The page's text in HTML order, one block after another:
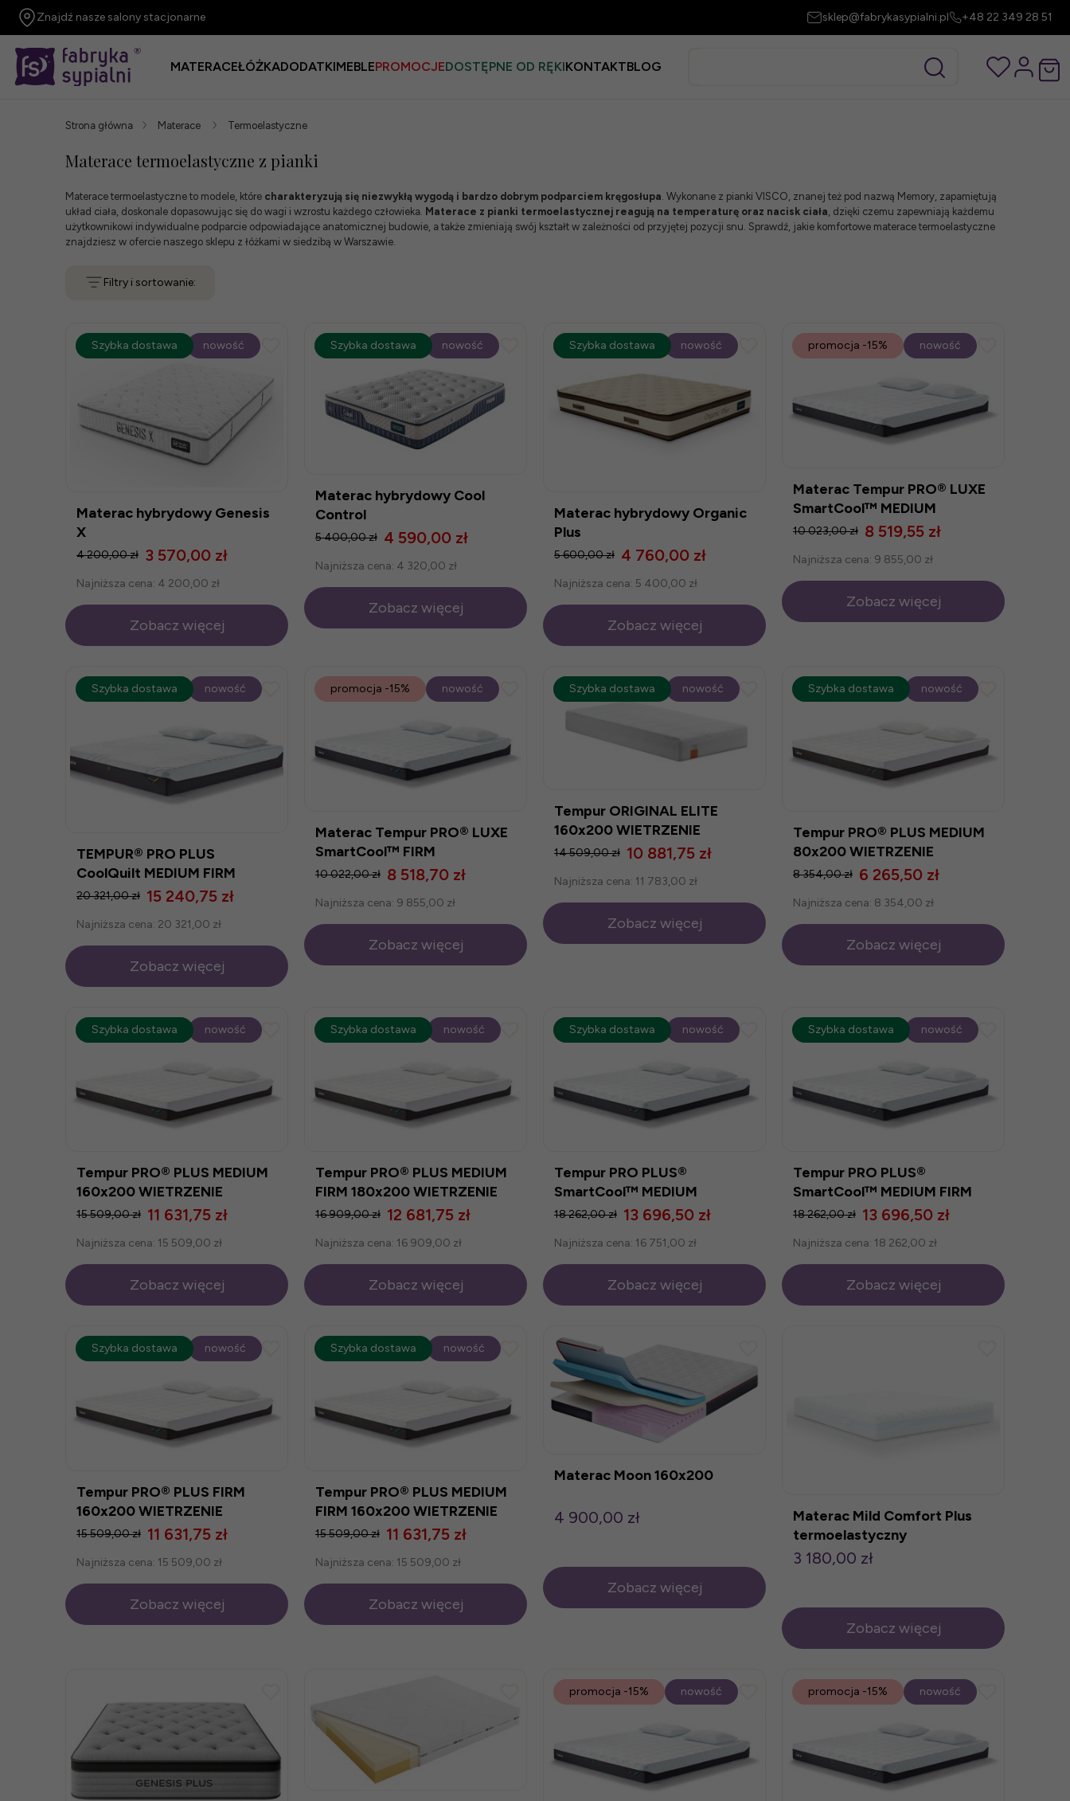
Znajdź nasze salony stacjonarne sklep@fabrykasypialni.pl +48 22 349 28 51
MATERACEŁÓŻKADODATKIMEBLEPROMOCJEDOSTĘPNE OD RĘKIKONTAKTBLOG
Strona główna Materace Termoelastyczne
Materace termoelastyczne z pianki
Materace termoelastyczne to modele, które charakteryzują się niezwykłą wygodą i bardzo dobrym podparciem kręgosłupa . Wykonane z pianki VISCO, znanej też pod nazwą Memory, zapamiętują
układ ciała, doskonale dopasowując się do wagi i wzrostu każdego człowieka. Materace z pianki termoelastycznej reagują na temperaturę oraz nacisk ciała , dzięki czemu zapewniają każdemu
użytkownikowi indywidualne podparcie odpowiadające anatomicznej budowie, a także zmieniają swój kształt w zależności od przyjętej pozycji snu. Sprawdź, jakie komfortowe materace termoelastyczne
znajdziesz w ofercie naszego sklepu z łóżkami w siedzibą w Warszawie
Filtry i sortowanie:
Materac hybrydowy Genesis
X
3 570,00 zł
4 200,00 zł
Najniższa cena: 4 200,00 zł
Zobacz więcej
promocja-15% nowość
Szybka dostawa
Materac hybrydowy Cool
Control
4 590,00 zł
5 400,00 zł
Najniższa cena: 4 320,00 zł
Zobacz więcej
promocja-15% nowość
Szybka dostawa
Materac hybrydowy Organic
Plus
4 760,00 zł
5 600,00 zł
Najniższa cena: 5 400,00 zł
Zobacz więcej
promocja-15% nowość
Szybka dostawa
Materac Tempur PRO® LUXE
SmartCool™ MEDIUM
8 519,55 zł
10 023,00 zł
Najniższa cena: 9 855,00 zł
Zobacz więcej
promocja -15% nowość
TEMPUR® PRO PLUS
CoolQuilt MEDIUM FIRM
160x200 WIETRZENIE
15 240,75 zł
20 321,00 zł
Najniższa cena: 20 321,00 zł
Zobacz więcej
promocja-25% nowość
Szybka dostawa
Materac Tempur PRO® LUXE
SmartCool™ FIRM
8 518,70 zł
10 022,00 zł
Najniższa cena: 9 855,00 zł
Zobacz więcej
promocja -15% nowość
Tempur ORIGINAL ELITE
160x200 WIETRZENIE
MAGAZYNU10 881,75 zł
14 509,00 zł
Najniższa cena: 11 783,00 zł
Zobacz więcej
promocja-25% nowość
Szybka dostawa
Tempur PRO® PLUS MEDIUM
80x200 WIETRZENIE
MAGAZYNU6 265,50 zł
8 354,00 zł
Najniższa cena: 8 354,00 zł
Zobacz więcej
promocja-25% nowość
Szybka dostawa
Tempur PRO® PLUS MEDIUM
160x200 WIETRZENIE
MAGAZYNU11 631,75 zł
15 509,00 zł
Najniższa cena: 15 509,00 zł
Zobacz więcej
promocja-25% nowość
Szybka dostawa
Tempur PRO® PLUS MEDIUM
FIRM 180x200 WIETRZENIE
MAGAZYNU12 681,75 zł
16 909,00 zł
Najniższa cena: 16 909,00 zł
Zobacz więcej
promocja-25% nowość
Szybka dostawa
Tempur PRO PLUS®
SmartCool™ MEDIUM
180x200 WIETRZENIE
13 696,50 zł
18 262,00 zł
Najniższa cena: 16 751,00 zł
Zobacz więcej
promocja-25% nowość
Szybka dostawa
Tempur PRO PLUS®
SmartCool™ MEDIUM FIRM
180x200 WIETRZENE
13 696,50 zł
18 262,00 zł
Najniższa cena: 18 262,00 zł
Zobacz więcej
promocja-25% nowość
Szybka dostawa
Tempur PRO® PLUS FIRM
160x200 WIETRZENIE
MAGAZYNU11 631,75 zł
15 509,00 zł
Najniższa cena: 15 509,00 zł
Zobacz więcej
promocja-25% nowość
Szybka dostawa
Tempur PRO® PLUS MEDIUM
FIRM 160x200 WIETRZENIE
MAGAZYNU11 631,75 zł
15 509,00 zł
Najniższa cena: 15 509,00 zł
Zobacz więcej
promocja-25% nowość
Szybka dostawa
Materac Moon 160x200
4 900,00 zł
Zobacz więcej
Materac Mild Comfort Plus
termoelastyczny
3 180,00 zł
Zobacz więcej
promocja -15% nowość promocja -15% nowość